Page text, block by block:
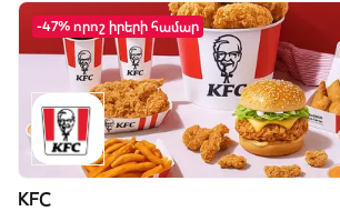
-47% որոշ իրերի համար
KFC